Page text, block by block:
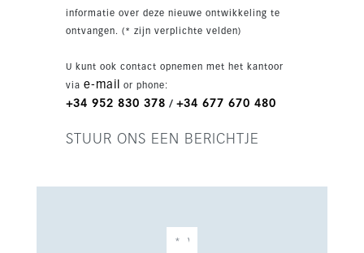
Ideaal als vaste woning, vakantieverblijf of
investering.
informatie over deze nieuwe ontwikkeling te
ontvangen. (* zijn verplichte velden)
U kunt ook contact opnemen met het kantoor
via e-mail or phone:
+34 952 830 378 / +34 677 670 480
STUUR ONS EEN BERICHTJE